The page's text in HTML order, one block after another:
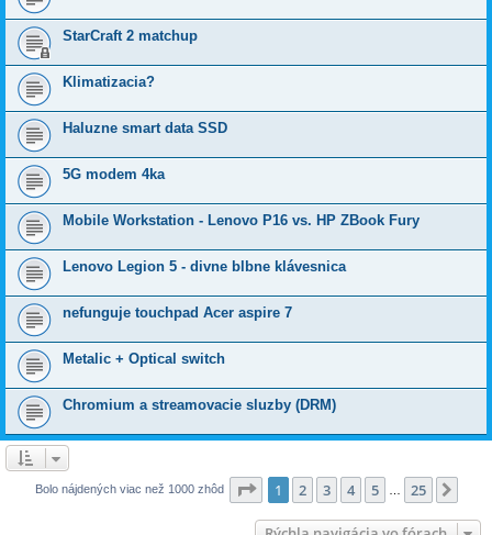
StarCraft 2 matchup
Klimatizacia?
Haluzne smart data SSD
5G modem 4ka
Mobile Workstation - Lenovo P16 vs. HP ZBook Fury
Lenovo Legion 5 - divne blbne klávesnica
nefunguje touchpad Acer aspire 7
Metalic + Optical switch
Chromium a streamovacie sluzby (DRM)
Bolo nájdených viac než 1000 zhôd Strana1 z25
1 2 3 4 5 25